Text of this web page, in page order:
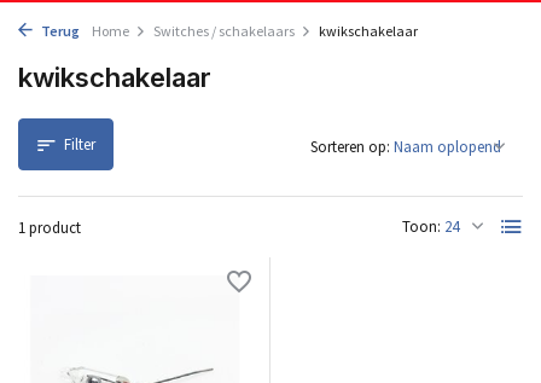
Terug Home Switches / schakelaars kwikschakelaar
kwikschakelaar
Filter
1 product Toon:
Sorteren op: